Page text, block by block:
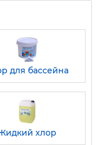
для бассейна
хлор